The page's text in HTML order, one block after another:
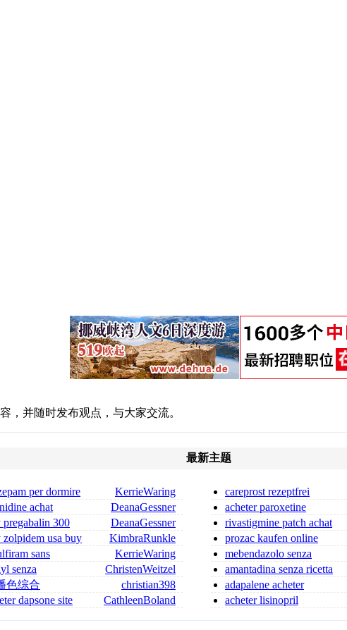
，并随时发布观点，与大家交流。
KerrieWaring
per dormire
compresse
DeanaGessner
achat
sans ordonnance
DeanaGessner
pregabalin 300
300 mg for saKimbraRunkle
zolpidem usa buy
KerrieWaring
sans
ChristenWeitzel
senza
medica flagyl si può cochristian398
色综合
CathleenBoland
dapsone site
最新主题
careprost rezeptfrei
bimatoprost ophthalmic soluti
acheter paroxetine
paroxetine 20 mg prix
rivastigmine patch achat
en ligne
prozac kaufen online
prozac usa rezeptfrei
mebendazolo senza
ricettaamantadina senza ricetta
adapalene acheter
acheter lisinopril